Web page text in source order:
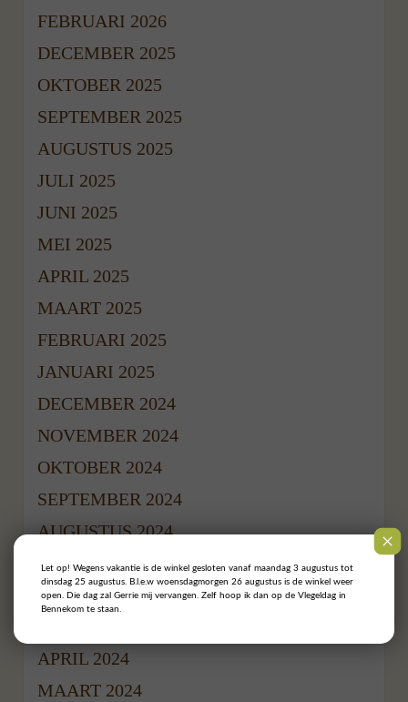
FEBRUARI 2026
DECEMBER 2025
OKTOBER 2025
SEPTEMBER 2025
AUGUSTUS 2025
JULI 2025
JUNI 2025
MEI 2025
APRIL 2025
MAART 2025
FEBRUARI 2025
JANUARI 2025
DECEMBER 2024
NOVEMBER 2024
OKTOBER 2024
SEPTEMBER 2024
AUGUSTUS 2024
JULI 2024
JUNI 2024
APRIL 2024
MAART 2024
Let op! Wegens vakantie is de winkel gesloten vanaf maandag 3 augustus tot
dinsdag 25 augustus. B.l.e.w woensdagmorgen 26 augustus is de winkel weer
open. Die dag zal Gerrie mij vervangen. Zelf hoop ik dan op de Vlegeldag in
Bennekom te staan.